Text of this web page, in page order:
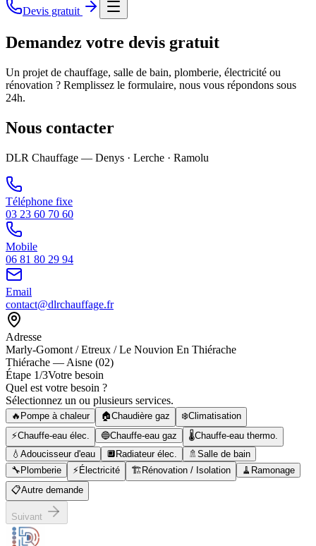
Devis gratuit
Demandez votre devis gratuit
Un projet de chauffage, salle de bain, plomberie, électricité ou
rénovation ? Remplissez le formulaire, nous vous répondons sous
24h.
Nous contacter
DLR Chauffage — Denys · Lerche · Ramolu
Téléphone fixe
03 23 60 70 60
Mobile
06 81 80 29 94
Email
contact@dlrchauffage.fr
Adresse
Marly-Gomont / Etreux / Le Nouvion En Thiérache
Thiérache — Aisne (02)
Étape 1/3Votre besoin
Quel est votre besoin ?
Sélectionnez un ou plusieurs services.
🔥 Pompe à chaleur 🏠Chaudière gaz ❄️Climatisation
⚡Chauffe-eau élec. 🔵Chauffe-eau gaz 🌡️Chauffe-eau thermo.
💧 Adoucisseur d'eau 🔲Radiateur élec. 🚿 Salle de bain
🔧Plomberie ⚡Électricité 🏗️Rénovation / Isolation 🧹 Ramonage
📋Autre demande
Suivant